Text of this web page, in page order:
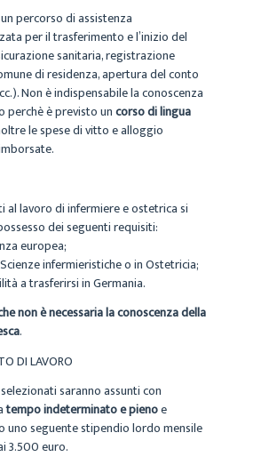
percorso di assistenza
per il trasferimento e l’inizio del
sanitaria, registrazione
di residenza, apertura del conto
Non è indispensabile la conoscenza
perchè è previsto uncorso di lingua
le spese di vitto e alloggio
al lavoro di infermiere e ostetrica si
dei seguenti requisiti:
europea;
infermieristiche o in Ostetricia;
a trasferirsi in Germania.
non è necessaria la conoscenza della
.
DI LAVORO
saranno assunti con
tempo indeterminatoe pienoe
uno seguente stipendio lordo mensile
3.500 euro.